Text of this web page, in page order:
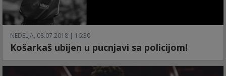
NEDELJA, 08.07.2018 | 16:30
Košarkaš ubijen u pucnjavi sa policijom!